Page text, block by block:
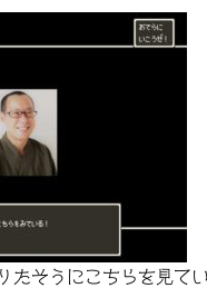
たそうにこちらを見てい